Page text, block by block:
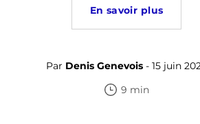
En savoir plus
Par Denis Genevois- 15 juin
9 min